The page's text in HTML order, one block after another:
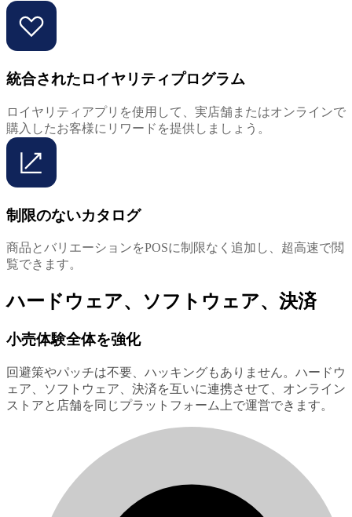
統合されたロイヤリティプログラム
ロイヤリティアプリを使用して、実店舗またはオンラインで
購入したお客様にリワードを提供しましょう。
制限のないカタログ
商品とバリエーションをPOSに制限なく追加し、超高速で閲
覧できます。
ハードウェア、ソフトウェア、決済
小売体験全体を強化
回避策やパッチは不要、ハッキングもありません。ハードウ
ェア、ソフトウェア、決済を互いに連携させて、オンライン
ストアと店舗を同じプラットフォーム上で運営できます。